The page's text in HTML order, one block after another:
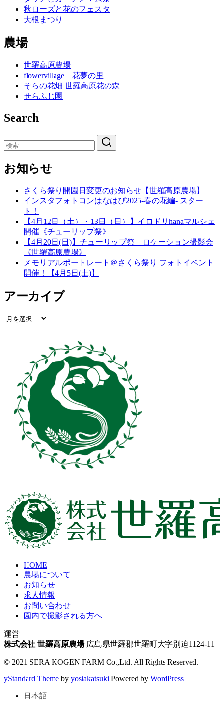
秋ローズと花のフェスタ
大根まつり
農場
世羅高原農場
flowervillage 花夢の里
そらの花畑 世羅高原花の森
せらふじ園
Search
お知らせ
さくら祭り開園日変更のお知らせ【世羅高原農場】
インスタフォトコンはなはぴ2025-春の花編- スター
ト！
【4月12日（土）・13日（日）】イロドリhanaマルシェ
開催《チューリップ祭》
【4月20日(日)】チューリップ祭 ロケーション撮影会
《世羅高原農場》
メモリアルポートレート＠さくら祭り フォトイベント
開催！【4月5日(土)】
アーカイブ
ア
HOME
農場について
お知らせ
求人情報
お問い合わせ
園内で撮影される方へ
運営
株式会社 世羅高原農場広島県世羅郡世羅町大字別迫1124-11
© 2021 SERA KOGEN FARM Co.,Ltd. All Rights Reserved.
yStandard Theme by yosiakatsuki Powered by WordPress
日本語